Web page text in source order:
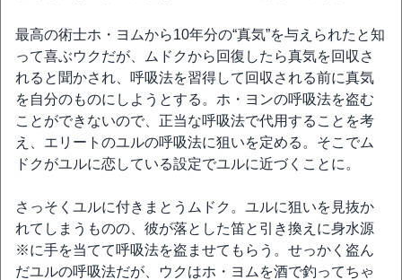
最高の術士ホ・ヨムから10年分の“真気”を与えられたと知
って喜ぶウクだが、ムドクから回復したら真気を回収さ
れると聞かされ、呼吸法を習得して回収される前に真気
を自分のものにしようとする。ホ・ヨンの呼吸法を盗む
ことができないので、正当な呼吸法で代用することを考
え、エリートのユルの呼吸法に狙いを定める。そこでム
ドクがユルに恋している設定でユルに近づくことに。
さっそくユルに付きまとうムドク。ユルに狙いを見抜か
れてしまうものの、彼が落とした笛と引き換えに身水源
※に手を当てて呼吸法を盗ませてもらう。せっかく盗ん
だユルの呼吸法だが、ウクはホ・ヨムを酒で釣ってちゃ